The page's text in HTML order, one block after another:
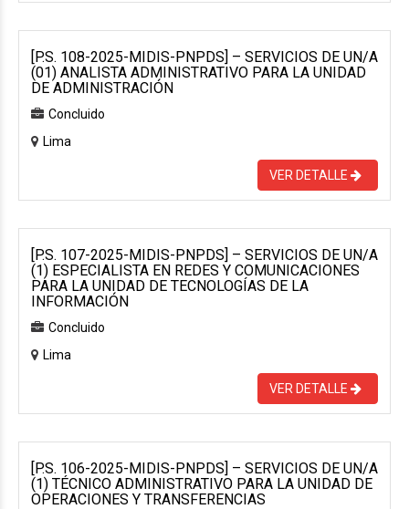
[P.S. 108-2025-MIDIS-PNPDS] – SERVICIOS DE UN/A
(01) ANALISTA ADMINISTRATIVO PARA LA UNIDAD
DE ADMINISTRACIÓN
Concluido
Lima
VER DETALLE
[P.S. 107-2025-MIDIS-PNPDS] – SERVICIOS DE UN/A
(1) ESPECIALISTA EN REDES Y COMUNICACIONES
PARA LA UNIDAD DE TECNOLOGÍAS DE LA
INFORMACIÓN
Concluido
Lima
VER DETALLE
[P.S. 106-2025-MIDIS-PNPDS] – SERVICIOS DE UN/A
(1) TÉCNICO ADMINISTRATIVO PARA LA UNIDAD DE
OPERACIONES Y TRANSFERENCIAS